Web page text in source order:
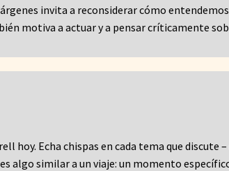
invita a reconsiderar cómo
motiva a actuar y a pensar críticamente
hoy. Echa chispas en cada tema que discute
algo similar a un viaje: un momento